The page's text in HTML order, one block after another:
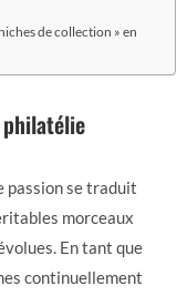
de collection » en
philatélie
passion se traduit
morceaux
En tant que
continuellement